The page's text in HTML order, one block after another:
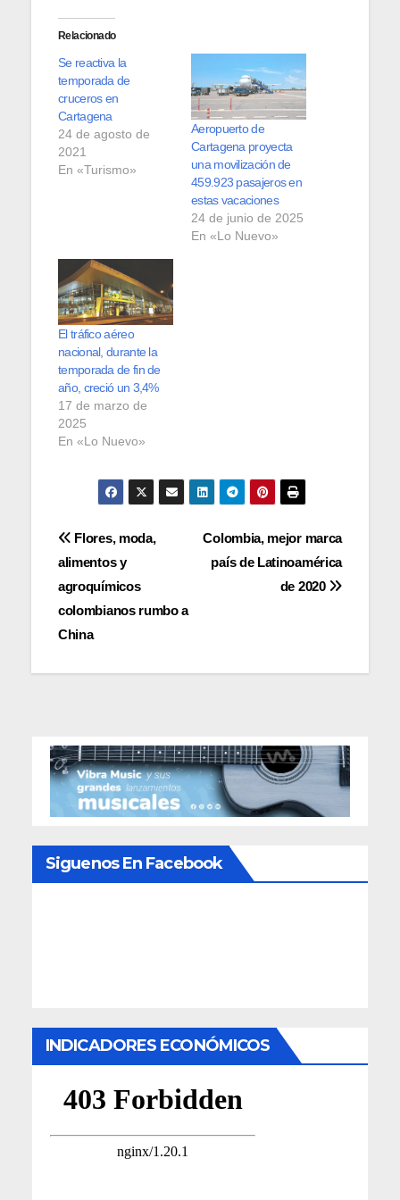
Relacionado
Se reactiva la
temporada de
cruceros en
Cartagena
24 de agosto de
2021
En «Turismo»
Aeropuerto de
Cartagena proyecta
una movilización de
459.923 pasajeros en
estas vacaciones
24 de junio de 2025
En «Lo Nuevo»
El tráfico aéreo
nacional, durante la
temporada de fin de
año, creció un 3,4%
17 de marzo de
2025
En «Lo Nuevo»
Navegación
de
entradas
Colombia, mejor marca
país de Latinoamérica
de 2020
Flores, moda,
alimentos y
agroquímicos
colombianos rumbo a
China
Siguenos En Facebook
INDICADORES ECONÓMICOS